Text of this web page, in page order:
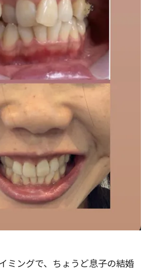
ミングで、ちょうど息子の結婚